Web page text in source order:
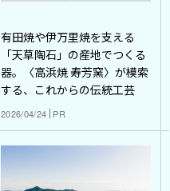
有田焼や伊万里焼を支える
「天草陶石」の産地でつくる
器。〈高浜焼 寿芳窯〉が模索
する、これからの伝統工芸
2026/04/24 PR